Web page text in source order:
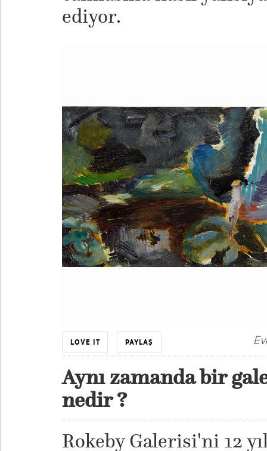
ediyor.
LOVE IT PAYLAŞ
Aynı zamanda bir
nedir ?
Rokeby Galerisi'ni 12